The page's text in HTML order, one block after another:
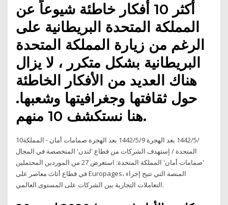
أكثر 10 أفكار خاطئة شيوعاً عن
المملكة المتحدة البريطانية على
الرغم من زيارة المملكة المتحدة
البريطانية بشكل متكرر ، لا يزال
هناك العديد من الأفكار الخاطئة
حول ثقافتها وجغرافيتها وشعبها.
هنا نستكشف 10 منهم.
10‏‏/5‏‏/1442 بعد الهجرة 9‏‏/5‏‏/1442 بعد الهجرة صمامات أمان - المملكة
المتحدة / إستهدف الشركات من قطاع 'لندن' المتخصصة في المجال
'صمامات أمان' المملكة المتحدة: استعرض 27 من الموردين المحتملين
في قطاع أثاث معاصر على Europages، المنصة التي تتيح إجراء
التعاملات التجارية بين الشركات على المستوى العالمي.